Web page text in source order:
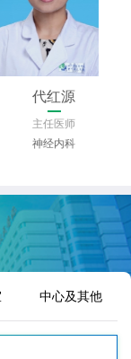
代红源
主任医师
神经内科
中心及其他